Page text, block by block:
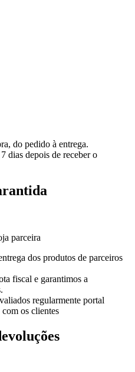
do pedido à entrega.
dias depois de receber o
parceira
dos produtos de parceiros
fiscal e garantimos a
regularmente portal
os clientes